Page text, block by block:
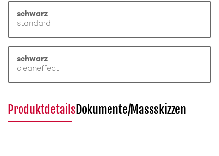
schwarz
standard
schwarz
cleaneffect
ProduktdetailsDokumente/Massskizzen